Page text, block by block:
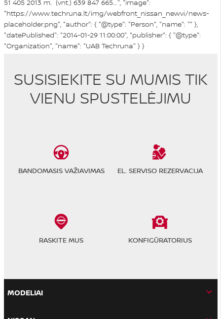
51 405 2013 m. (vnt.) 639 847 665...", "image":
"https://www.techruna.lt/img/webfront_nissan_newvi/news-
placeholder.png", "author": { "@type": "Person", "name": "" },
"datePublished": "2014-01-29 11:00:00", "publisher": { "@type":
"Organization", "name": "UAB Techruna" } }
SUSISIEKITE SU MUMIS TIK
VIENU SPUSTELĖJIMU
BANDOMASIS VAŽIAVIMAS EL. SERVISO REZERVACIJA
RASKITE MUS KONFIGŪRATORIUS
MODELIAI